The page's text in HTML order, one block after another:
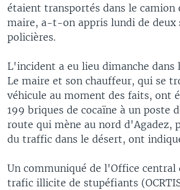
étaient transportés dans le
maire, a-t-on appris lundi de deux
policières.
L'incident a eu lieu dimanche dans
Le maire et son chauffeur, qui se
véhicule au moment des faits, ont
199 briques de cocaïne à un poste
route qui mène au nord d'Agadez,
du traffic dans le désert, ont
Un communiqué de l'Office central
trafic illicite de stupéfiants